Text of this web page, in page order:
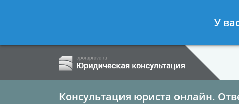
- Семейный юрист,
Консультация юриста онлайн.
У